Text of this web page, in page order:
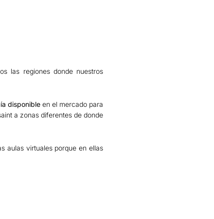
las regiones donde nuestros
disponible en el mercado para
a zonas diferentes de donde
aulas virtuales porque en ellas